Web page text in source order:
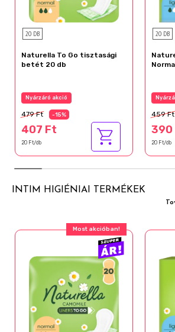
20 DB
Naturella To Go tisztasági
betét 20 db
Nyárzáró akció
479 Ft -15%
407 Ft
20 Ft/db
20 DB
459 Ft
390
20 Ft/db
INTIM HIGIÉNIAI TERMÉKEK
Most akcióban!